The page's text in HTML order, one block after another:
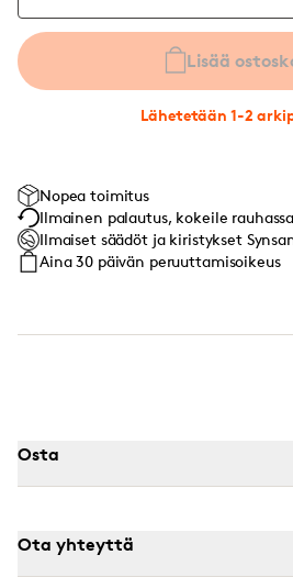
Lisää
Lähetetään 1-2
Nopea toimitus
Ilmainen palautus, kokeile
Ilmaiset säädöt ja kiristykset
Aina 30 päivän peruuttamisoikeus
Osta
Ota yhteyttä